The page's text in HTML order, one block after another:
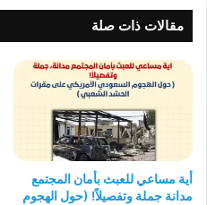
مقالات ذات صلة
أية مساعي للعبث بأمان المجتمع
مدانة جملة وتفصيلاً! (حول الهجوم